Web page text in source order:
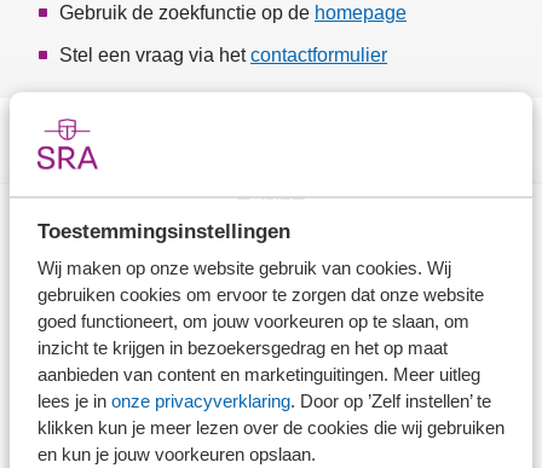
Toestemmingsinstellingen
Wij maken op onze website gebruik van cookies. Wij
gebruiken cookies om ervoor te zorgen dat onze website
goed functioneert, om jouw voorkeuren op te slaan, om
inzicht te krijgen in bezoekersgedrag en het op maat
aanbieden van content en marketinguitingen. Meer uitleg
lees je in onze privacyverklaring. Door op ’Zelf instellen’ te
klikken kun je meer lezen over de cookies die wij gebruiken
en kun je jouw voorkeuren opslaan.
Gebruik de zoekfunctie op de homepage
Stel een vraag via hetcontactformulier
Stel je vaktechnische vraag
Branche in Zicht
Dossiers
Kantoorvinder
Nieuwsbank